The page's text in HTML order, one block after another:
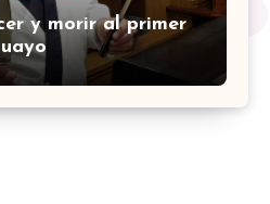
y morir al primer